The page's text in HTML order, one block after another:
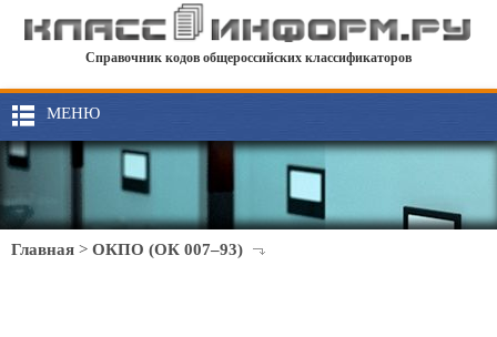
Справочник кодов общероссийских классификаторов
МЕНЮ
Главная > ОКПО (ОК 007–93)